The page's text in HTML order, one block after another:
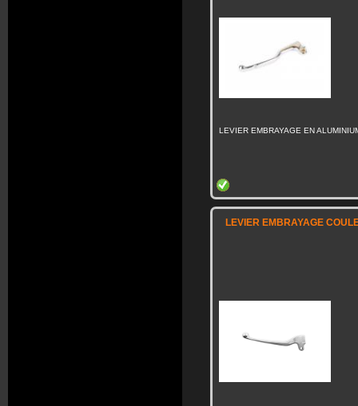
LEVIER EMBRAYAGE EN
LEVIER EMBRAYAGE